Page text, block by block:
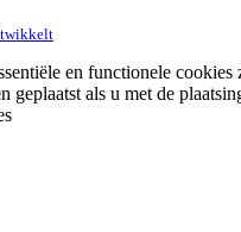
en functionele
als u met de